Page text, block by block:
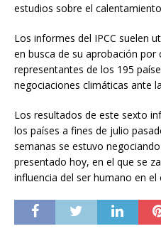
estudios sobre el
Los informes del IPCC suelen
en busca de su aprobación por
representantes de los 195
negociaciones climáticas ante
Los resultados de este sexto
los países a fines de julio
semanas se estuvo
presentado hoy, en el que se
influencia del ser humano en